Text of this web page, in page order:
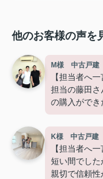
他のお客様の声を
M様 中古戸
【担当者へ
担当の藤田
の購入ができ
K様 中古戸建
【担当者へ
短い間でした
親切で信頼